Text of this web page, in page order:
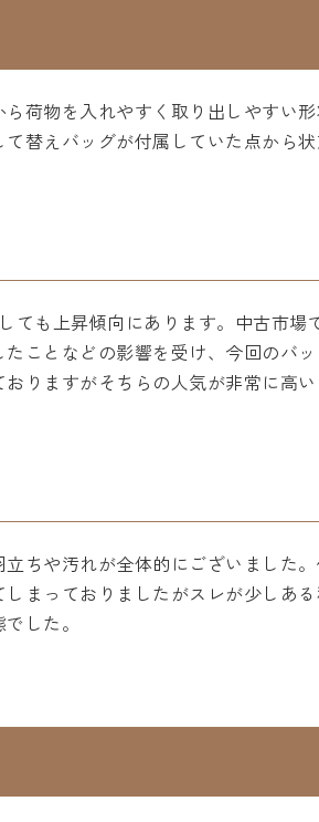
荷物を入れやすく取り出しやすい
替えバッグが付属していた点から
ても上昇傾向にあります。中古市
ことなどの影響を受け、今回のバ
りますがそちらの人気が非常に高
ちや汚れが全体的にございました
まっておりましたがスレが少しあ
した。